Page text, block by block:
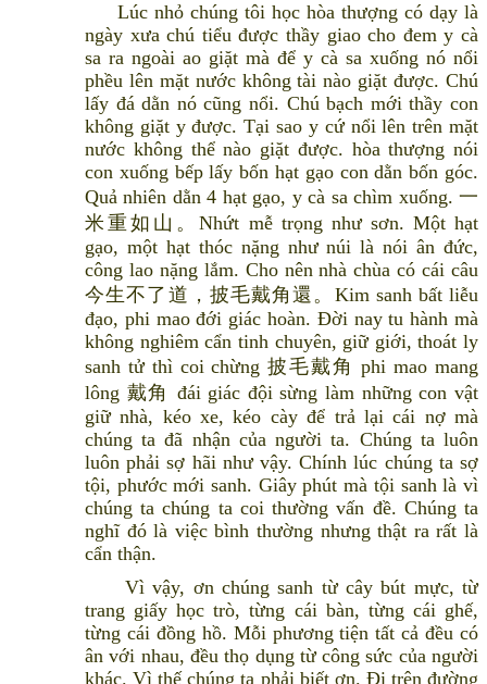
Lúc nhỏ chúng tôi học hòa thượng có dạy là
ngày xưa chú tiểu được thầy giao cho đem y cà
sa ra ngoài ao giặt mà để y cà sa xuống nó nổi
phều lên mặt nước không tài nào giặt được. Chú
lấy đá dằn nó cũng nổi. Chú bạch mới thầy con
không giặt y được. Tại sao y cứ nổi lên trên mặt
nước không thể nào giặt được. hòa thượng nói
con xuống bếp lấy bốn hạt gạo con dằn bốn góc.
Quả nhiên dằn 4 hạt gạo, y cà sa chìm xuống. 一
米重如山。Nhứt mễ trọng như sơn. Một hạt
gạo, một hạt thóc nặng như núi là nói ân đức,
công lao nặng lắm. Cho nên nhà chùa có cái câu
今生不了道，披毛戴角還。Kim sanh bất liễu
đạo, phi mao đới giác hoàn. Đời nay tu hành mà
không nghiêm cẩn tinh chuyên, giữ giới, thoát ly
sanh tử thì coi chừng 披毛戴角 phi mao mang
lông 戴角 đái giác đội sừng làm những con vật
giữ nhà, kéo xe, kéo cày để trả lại cái nợ mà
chúng ta đã nhận của người ta. Chúng ta luôn
luôn phải sợ hãi như vậy. Chính lúc chúng ta sợ
tội, phước mới sanh. Giây phút mà tội sanh là vì
chúng ta chúng ta coi thường vấn đề. Chúng ta
nghĩ đó là việc bình thường nhưng thật ra rất là
cẩn thận.
Vì vậy, ơn chúng sanh từ cây bút mực, từ
trang giấy học trò, từng cái bàn, từng cái ghế,
từng cái đồng hồ. Mỗi phương tiện tất cả đều có
ân với nhau, đều thọ dụng từ công sức của người
khác. Vì thế chúng ta phải biết ơn. Đi trên đường